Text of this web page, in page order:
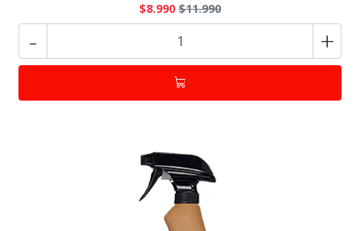
$8.990 $11.990
- +